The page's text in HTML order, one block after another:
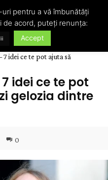
7 idei ce te pot ajuta să
idei ce te pot
gelozia dintre
0
pentru a vă îmbunătăți
de acord, puteți renunța:
Accept